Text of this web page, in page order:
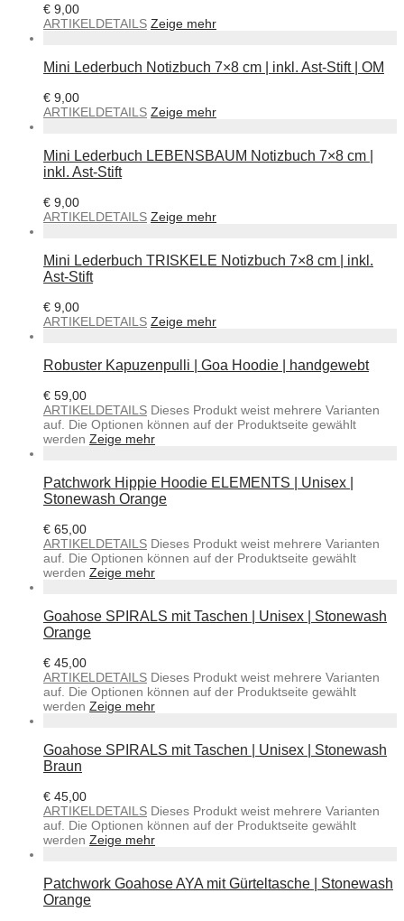
€ 9,00
ARTIKELDETAILS Zeige mehr
Mini Lederbuch Notizbuch 7×8 cm | inkl. Ast-Stift | OM
€ 9,00
ARTIKELDETAILS Zeige mehr
Mini Lederbuch LEBENSBAUM Notizbuch 7×8 cm |
inkl. Ast-Stift
€ 9,00
ARTIKELDETAILS Zeige mehr
Mini Lederbuch TRISKELE Notizbuch 7×8 cm | inkl.
Ast-Stift
€ 9,00
ARTIKELDETAILS Zeige mehr
Robuster Kapuzenpulli | Goa Hoodie | handgewebt
€ 59,00
ARTIKELDETAILS Dieses Produkt weist mehrere Varianten
auf. Die Optionen können auf der Produktseite gewählt
werden Zeige mehr
Patchwork Hippie Hoodie ELEMENTS | Unisex |
Stonewash Orange
€ 65,00
ARTIKELDETAILS Dieses Produkt weist mehrere Varianten
auf. Die Optionen können auf der Produktseite gewählt
werden Zeige mehr
Goahose SPIRALS mit Taschen | Unisex | Stonewash
Orange
€ 45,00
ARTIKELDETAILS Dieses Produkt weist mehrere Varianten
auf. Die Optionen können auf der Produktseite gewählt
werden Zeige mehr
Goahose SPIRALS mit Taschen | Unisex | Stonewash
Braun
€ 45,00
ARTIKELDETAILS Dieses Produkt weist mehrere Varianten
auf. Die Optionen können auf der Produktseite gewählt
werden Zeige mehr
Patchwork Goahose AYA mit Gürteltasche | Stonewash
Orange